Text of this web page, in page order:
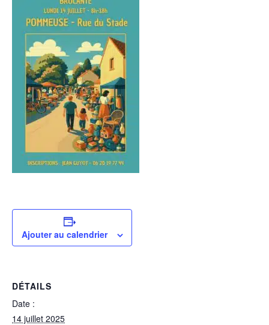
Ajouter au calendrier
DÉTAILS
Date :
14 juillet 2025